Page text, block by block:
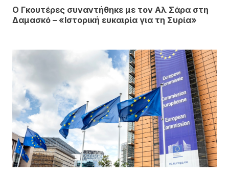
Ο Γκουτέρες συναντήθηκε με τον Αλ Σάρα στη
Δαμασκό – «Ιστορική ευκαιρία για τη Συρία»